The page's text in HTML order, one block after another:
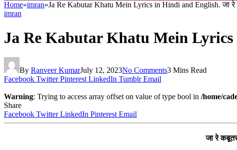
Home»imran»Ja Re Kabutar Khatu Mein Lyrics in Hindi and English. जा
imran
Ja Re Kabutar Khatu Mein Lyrics
By Ranveer KumarJuly 12, 2023No Comments3 Mins Read
Facebook Twitter Pinterest LinkedIn Tumblr Email
Warning: Trying to access array offset on value of type bool in /home/
Share
Facebook Twitter LinkedIn Pinterest Email
जा रे